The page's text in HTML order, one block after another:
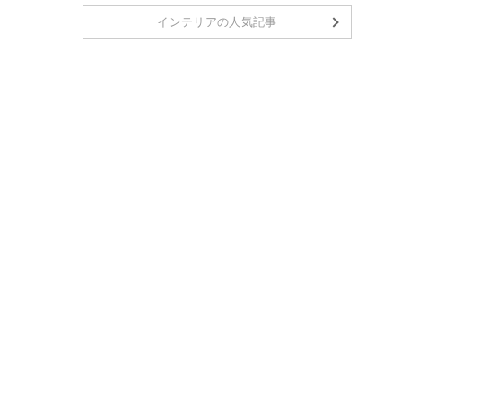
インテリアの人気記事